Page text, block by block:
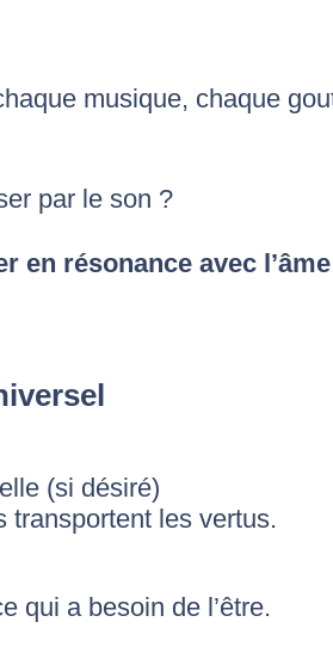
musique, chaque
par le son ?
en résonance avec
(si désiré)
transportent les vertus.
qui a besoin de l’être.